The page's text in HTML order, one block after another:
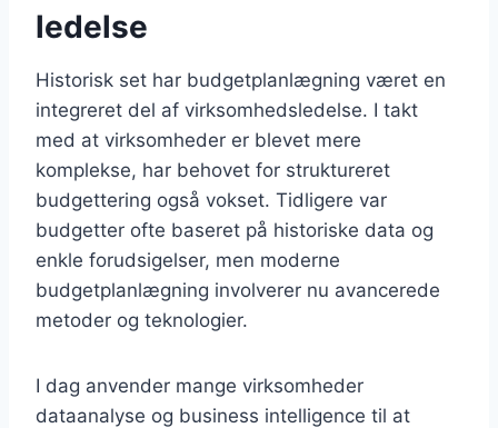
ledelse
Historisk set har budgetplanlægning været en
integreret del af virksomhedsledelse. I takt
med at virksomheder er blevet mere
komplekse, har behovet for struktureret
budgettering også vokset. Tidligere var
budgetter ofte baseret på historiske data og
enkle forudsigelser, men moderne
budgetplanlægning involverer nu avancerede
metoder og teknologier.
I dag anvender mange virksomheder
dataanalyse og business intelligence til at